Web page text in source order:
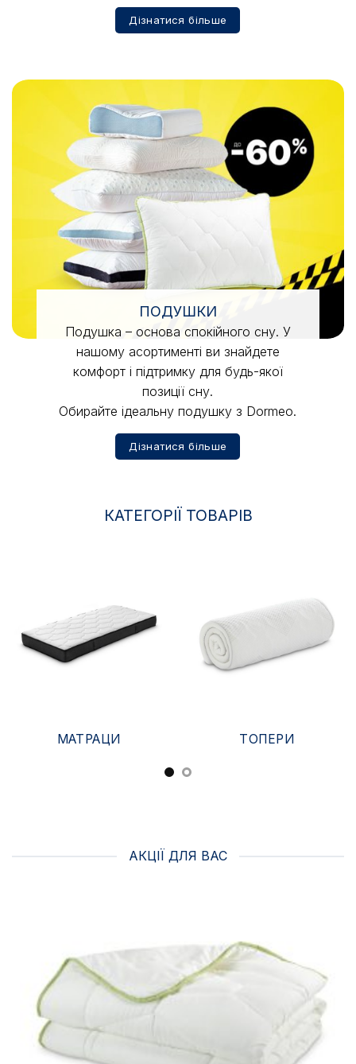
Дізнатися більше
ПОДУШКИ
Подушка – основа спокійного сну. У
нашому асортименті ви знайдете
комфорт і підтримку для будь-якої
позиції сну.
Обирайте ідеальну подушку з Dormeo.
Дізнатися більше
КАТЕГОРІЇ ТОВАРІВ
МАТРАЦИ ТОПЕРИ
АКЦІЇ ДЛЯ ВАС